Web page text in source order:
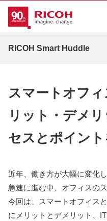
RICOH Smart Huddle
コラム
プロジェクトマネジメント
導入事例
スマートオフ
リット・デメ
セスとポイン
近年、働き方が大幅に変化
急速に進む中、オフィスの
今回は、スマートオフィス
にメリットとデメリット、